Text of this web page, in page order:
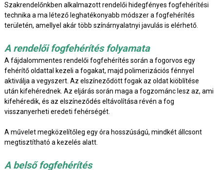
Szakrendelőnkben alkalmazott rendelői hidegfényes fogfehérítési
technika a ma létező leghatékonyabb módszer a fogfehérítés
területén, amellyel akár több színárnyalatnyi javulás is elérhető.
A rendelői fogfehérítés folyamata
A fájdalommentes rendelői fogfehérítés során a fogorvos egy
fehérítő oldattal kezeli a fogakat, majd polimerizációs fénnyel
aktiválja a vegyszert. Az elszíneződött fogak az oldat kiöblítése
után kifehérednek. Az eljárás során maga a fogzománc lesz az, ami
kifehéredik, és az elszíneződés eltávolítása révén a fog
visszanyerheti eredeti fehérségét.
A művelet megközelítőleg egy óra hosszúságú, mindkét állcsont
megtisztítható a kezelés alatt.
A belső fogfehérítés